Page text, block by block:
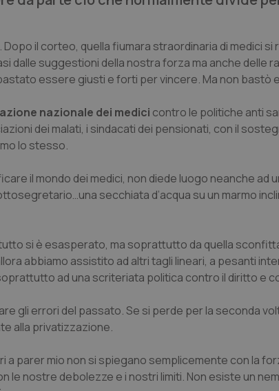
il corteo, quella fiumara straordinaria di medici si
dalle suggestioni della nostra forza ma anche delle
essere giusti e forti per vincere. Ma non bastò
nazionale dei medici contro le politiche anti
dei malati, i sindacati dei pensionati, con il
lo stesso.
il mondo dei medici, non diede luogo neanche ad
secchiata d’acqua su un marmo
si è esasperato, ma soprattutto da quella
abbiamo assistito ad altri tagli lineari, a pesanti
ad una scriteriata politica contro il diritto e
gli errori del passato. Se si perde per la seconda
alla privatizzazione.
a parer mio non si spiegano semplicemente con la
le nostre debolezze e i nostri limiti. Non esiste un